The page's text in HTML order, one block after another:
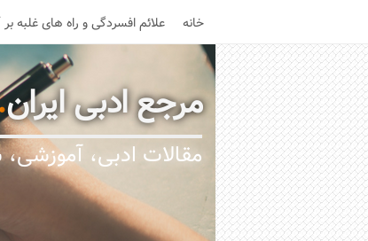
خانه علائم افسردگی و راه های غلبه
مرجع ادبی ایران
مقالات ادبی،